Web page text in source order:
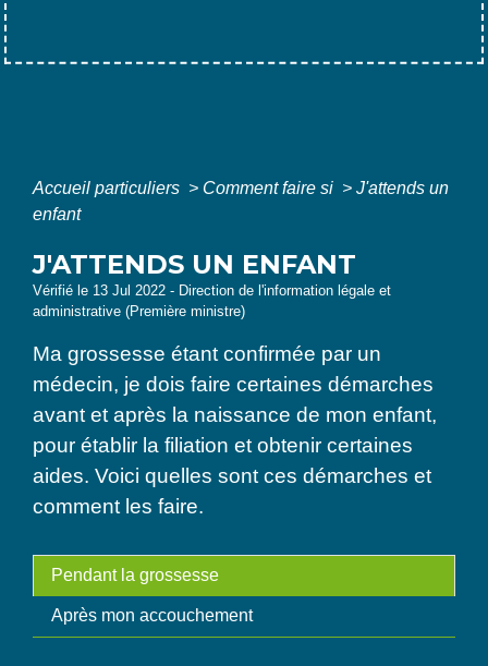
Accueil particuliers > Comment faire si > J'attends un
enfant
J'ATTENDS UN ENFANT
Vérifié le 13 Jul 2022 - Direction de l'information légale et
administrative (Première ministre)
Ma grossesse étant confirmée par un
médecin, je dois faire certaines démarches
avant et après la naissance de mon enfant,
pour établir la filiation et obtenir certaines
aides. Voici quelles sont ces démarches et
comment les faire.
Pendant la grossesse
Après mon accouchement